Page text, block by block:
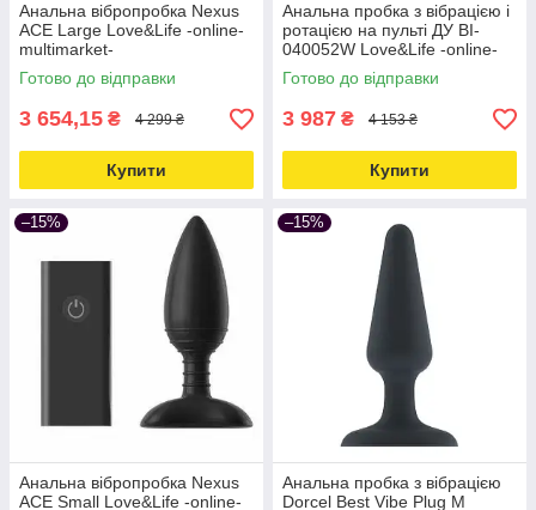
Анальна вібропробка Nexus
ACE Large Love&Life -online-
multimarket-
Готово до відправки
3 654,15 ₴ 4 299 ₴
Купити
Анальна пробка з вібрацією і
ротацією на пульті ДУ BI-
040052W Love&Life -online-
multimarket-
Готово до відправки
3 987 ₴ 4 153 ₴
Купити
–15%
Анальна вібропробка Nexus
ACE Small Love&Life -online-
–15%
Анальна пробка з вібрацією
Dorcel Best Vibe Plug M